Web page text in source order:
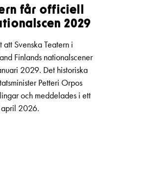
får officiell
2029
att Svenska Teatern i
Finlands nationalscener
2029. Det historiska
Petteri Orpos
och meddelades i ett
april 2026.